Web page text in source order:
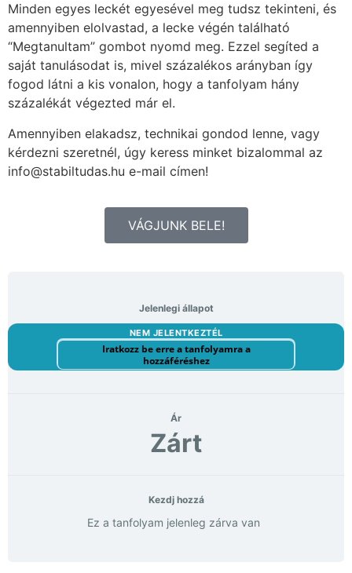
Minden egyes leckét egyesével meg tudsz tekinteni, és
amennyiben elolvastad, a lecke végén található
“Megtanultam” gombot nyomd meg. Ezzel segíted a
saját tanulásodat is, mivel százalékos arányban így
fogod látni a kis vonalon, hogy a tanfolyam hány
százalékát végezted már el.
Amennyiben elakadsz, technikai gondod lenne, vagy
kérdezni szeretnél, úgy keress minket bizalommal az
info@stabiltudas.hu e-mail címen!
VÁGJUNK BELE!
Jelenlegi állapot
NEM JELENTKEZTÉL
Iratkozz be erre a tanfolyamra a
hozzáféréshez
Ár
Zárt
Kezdj hozzá
Ez a tanfolyam jelenleg zárva van